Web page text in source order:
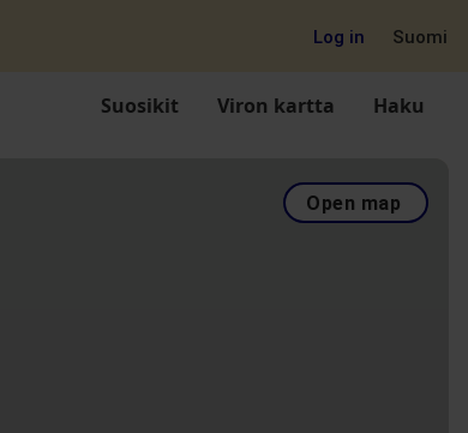
Log in Suomi
Suosikit Viron kartta Haku
Open map